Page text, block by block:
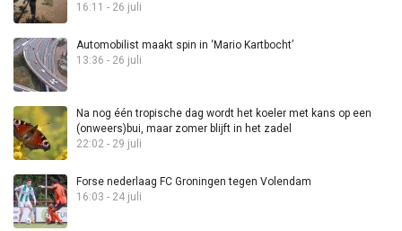
16:11 - 26 juli
Automobilist maakt spin in ‘Mario Kartbocht’
13:36 - 26 juli
Na nog één tropische dag wordt het koeler met kans op een
(onweers)bui, maar zomer blijft in het zadel
22:02 - 29 juli
Forse nederlaag FC Groningen tegen Volendam
16:03 - 24 juli